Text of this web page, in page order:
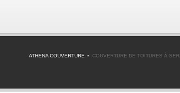
ATHENA COUVERTURE COUVERTURE DE TOITURES À